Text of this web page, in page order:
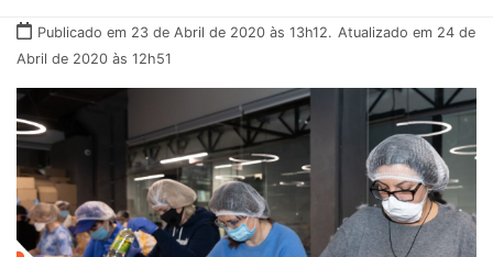
Publicado em 23 de Abril de 2020 às 13h12. Atualizado em 24 de
Abril de 2020 às 12h51